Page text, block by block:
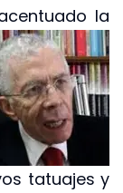
la
tatuajes y